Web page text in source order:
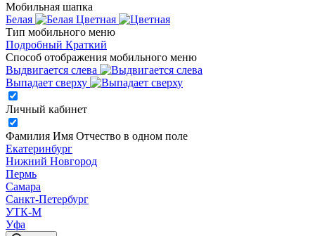
Мобильная шапка
Белая
Цветная
Тип мобильного меню
Подробный Краткий
Способ отображения мобильного меню
Выдвигается слева
Выпадает сверху
Личный кабинет
Фамилия Имя Отчество в одном поле
Екатеринбург
Нижний Новгород
Пермь
Самара
Санкт-Петербург
УТК-М
Уфа